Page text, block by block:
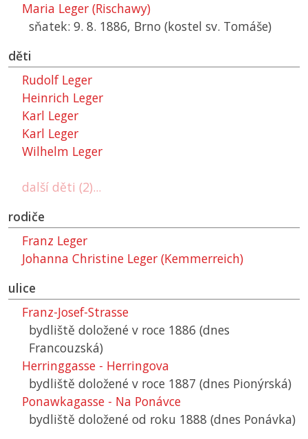
Maria Leger (Rischawy)
sňatek: 9. 8. 1886, Brno (kostel sv. Tomáše)
děti
Rudolf Leger
Heinrich Leger
Karl Leger
Karl Leger
Wilhelm Leger
další děti (2)...
rodiče
Franz Leger
Johanna Christine Leger (Kemmerreich)
ulice
Franz-Josef-Strasse
bydliště doložené v roce 1886 (dnes
Francouzská)
Herringgasse - Herringova
bydliště doložené v roce 1887 (dnes Pionýrská)
Ponawkagasse - Na Ponávce
bydliště doložené od roku 1888 (dnes Ponávka)